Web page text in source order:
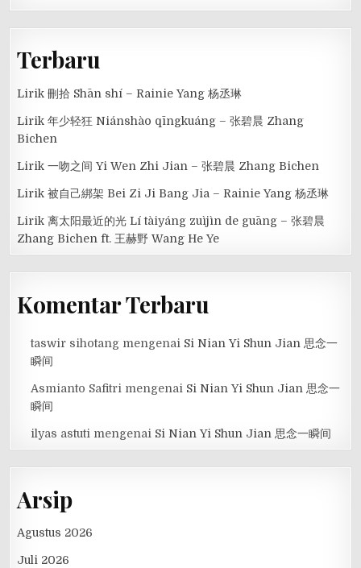
Terbaru
Lirik 刪拾 Shān shí – Rainie Yang 杨丞琳
Lirik 年少轻狂 Niánshào qīngkuáng – 张碧晨 Zhang
Bichen
Lirik 一吻之间 Yi Wen Zhi Jian – 张碧晨 Zhang Bichen
Lirik 被自己綁架 Bei Zi Ji Bang Jia – Rainie Yang 杨丞琳
Lirik 离太阳最近的光 Lí tàiyáng zuìjìn de guāng – 张碧晨
Zhang Bichen ft. 王赫野 Wang He Ye
Komentar Terbaru
taswir sihotang mengenai Si Nian Yi Shun Jian 思念一
瞬间
Asmianto Safitri mengenai Si Nian Yi Shun Jian 思念一
瞬间
ilyas astuti mengenai Si Nian Yi Shun Jian 思念一瞬间
Arsip
Agustus 2026
Juli 2026